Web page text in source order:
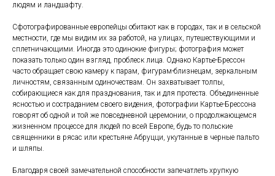
людям и ландшафту.
Сфотографированные европейцы обитают как в городах, так и в сельской
местности, где мы видим их за работой, на улицах, путешествующими и
сплетничающими. Иногда это одинокие фигуры; фотография может
показать только один взгляд, проблеск лица. Однако Картье-Брессон
часто обращает свою камеру к парам, фигурам-близнецам, зеркальным
личностям, связанным одиночествам. Он захватывает толпы,
собирающиеся как для празднования, так и для протеста. Объединенные
ясностью и состраданием своего видения, фотографии Картье-Брессона
говорят об одной и той же повседневной церемонии, о продолжающемся
жизненном процессе для людей по всей Европе, будь то польские
священники в рясас или крестьяне Абруцци, укутанные в черные пальто
и шляпы.
Благодаря своей замечательной способности запечатлеть хрупкую